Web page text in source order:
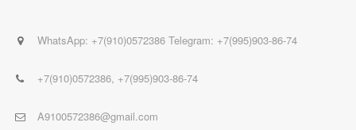
WhatsApp: +7(910)0572386 Telegram: +7(995)903-86-74
+7(910)0572386, +7(995)903-86-74
A9100572386@gmail.com